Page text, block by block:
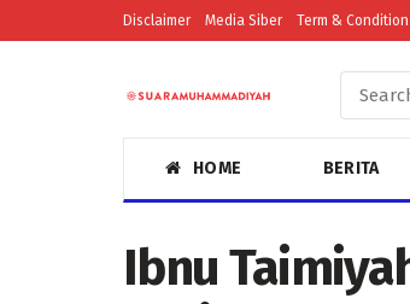
Disclaimer Media Siber Term & Condition
HOME BERITA
Ibnu